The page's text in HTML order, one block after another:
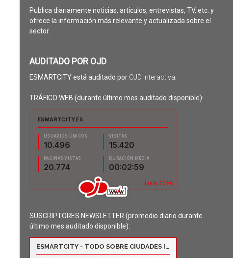
Publica diariamente noticias, artículos, entrevistas, TV, etc. y
ofrece la información más relevante y actualizada sobre el
sector.
AUDITADO POR OJD
ESMARTCITY está auditado por OJD Interactiva
TRÁFICO WEB (durante último mes auditado disponible):
SUSCRIPTORES NEWSLETTER (promedio diario durante
último mes auditado disponible):